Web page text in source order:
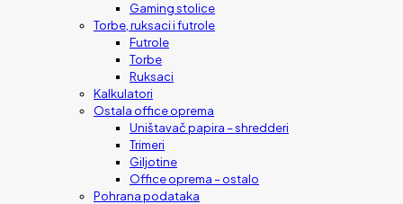
Gaming stolice
Torbe, ruksaci i futrole
Futrole
Torbe
Ruksaci
Kalkulatori
Ostala office oprema
Uništavač papira – shredderi
Trimeri
Giljotine
Office oprema – ostalo
Pohrana podataka